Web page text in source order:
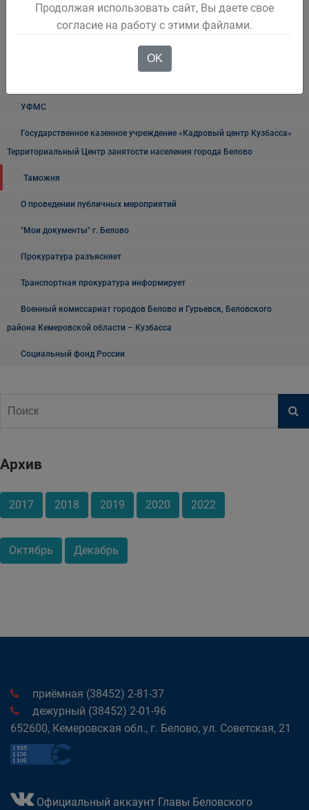
ГИБДД
УФМС
Государственное казенное учреждение «Кадровый центр Кузбасса»
Территориальный Центр занятости населения города Белово
Таможня
О проведении публичных мероприятий
"Мои документы" г. Белово
Прокуратура разъясняет
Транспортная прокуратура информирует
Военный комиссариат городов Белово и Гурьевск, Беловского
района Кемеровской области – Кузбасса
Социальный фонд России
Архив
2017 2018 2019 2020 2022
Октябрь Декабрь
приёмная (38452) 2-81-37
дежурный (38452) 2-01-96
652600, Кемеровская обл., г. Белово, ул. Советская, 21
Официальный аккаунт Главы Беловского
Продолжая использовать сайт, Вы даете свое
согласие на работу с этими файлами.
OK